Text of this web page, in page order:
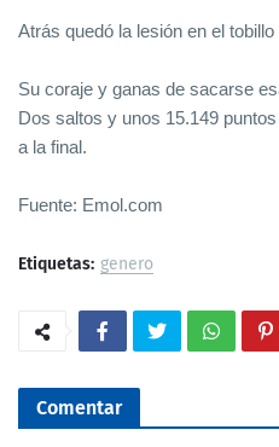
Atrás quedó la lesión en el tobillo
Su coraje y ganas de sacarse
Dos saltos y unos 15.149
a la final.
Fuente: Emol.com
Etiquetas: genero
Comentar